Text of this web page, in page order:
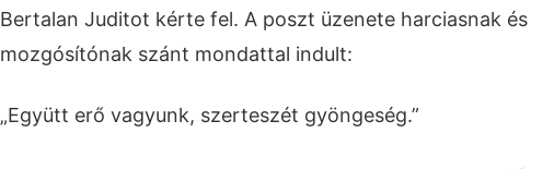
Bertalan Juditot kérte fel. A poszt üzenete harciasnak és
mozgósítónak szánt mondattal indult:
„Együtt erő vagyunk, szerteszét gyöngeség.”